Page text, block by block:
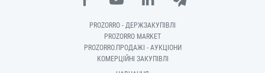
PROZORRO - ДЕРЖЗАКУПІВЛІ
PROZORRO MARKET
PROZORRO.ПРОДАЖІ - АУКЦІОНИ
КОМЕРЦІЙНІ ЗАКУПІВЛІ